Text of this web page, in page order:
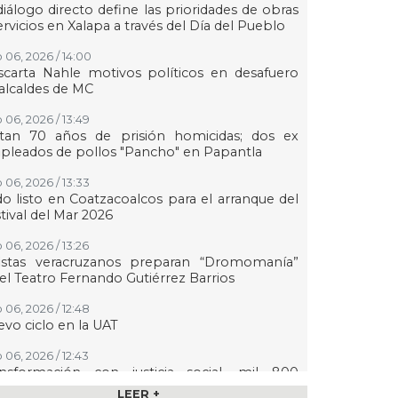
directo define las prioridades de obras
en Xalapa a través del Día del Pueblo
06, 2026 / 14:00
Nahle motivos políticos en desafuero
de MC
06, 2026 / 13:49
70 años de prisión homicidas; dos ex
de pollos "Pancho" en Papantla
06, 2026 / 13:33
listo en Coatzacoalcos para el arranque del
del Mar 2026
06, 2026 / 13:26
veracruzanos preparan “Dromomanía”
Teatro Fernando Gutiérrez Barrios
06, 2026 / 12:48
ciclo en la UAT
06, 2026 / 12:43
con justicia social, mil 800
de 7 municipios reciben Apoyo a la
LEER +